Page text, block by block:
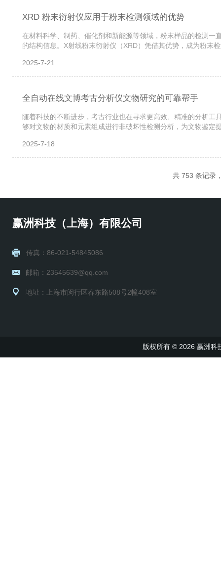
XRD 粉末衍射仪应用于粉末检测领域的优势
在材料科学、制药、催化剂和新能源等领域，粉末样品的检测
的结构信息。X射线粉末衍射仪（XRD）凭借其优势，成为粉末
2025-7-21
全自动在线文博考古分析仪文物研究的可靠帮手
随着科技的不断进步，考古行业也在寻求更高效、精准的分析
够对文物的材质和元素组成进行非破坏性检测分析，为文物鉴
2025-7-18
共 753 条记录
赢洲科技（上海）有限公司
传真：86-021-54845086
邮箱：23545639@qq.com
地址：上海市闵行区春东路508号2幢408室
版权所有 © 2026 赢洲